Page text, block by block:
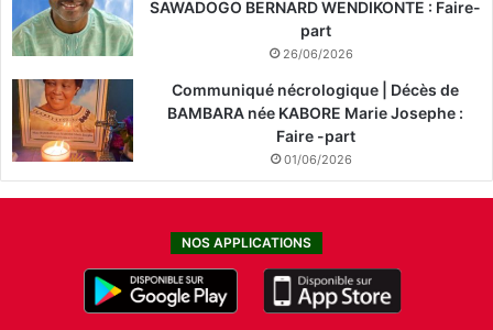
SAWADOGO BERNARD WENDIKONTE : Faire-
part
26/06/2026
Communiqué nécrologique | Décès de
BAMBARA née KABORE Marie Josephe :
Faire -part
01/06/2026
NOS APPLICATIONS